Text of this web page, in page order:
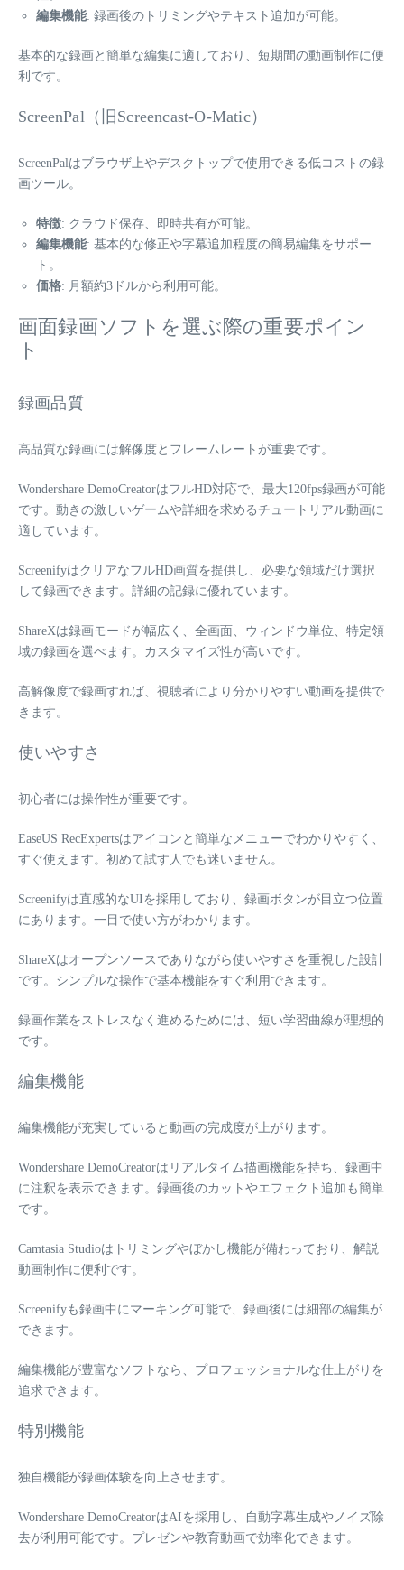
編集機能: 録画後のトリミングやテキスト追加が可能。
基本的な録画と簡単な編集に適しており、短期間の動画制作に便
利です。
ScreenPal（旧Screencast-O-Matic）
ScreenPalはブラウザ上やデスクトップで使用できる低コストの録
画ツール。
特徴: クラウド保存、即時共有が可能。
編集機能: 基本的な修正や字幕追加程度の簡易編集をサポー
ト。
価格: 月額約3ドルから利用可能。
画面録画ソフトを選ぶ際の重要ポイン
ト
録画品質
高品質な録画には解像度とフレームレートが重要です。
Wondershare DemoCreatorはフルHD対応で、最大120fps録画が可能
です。動きの激しいゲームや詳細を求めるチュートリアル動画に
適しています。
ScreenifyはクリアなフルHD画質を提供し、必要な領域だけ選択
して録画できます。詳細の記録に優れています。
ShareXは録画モードが幅広く、全画面、ウィンドウ単位、特定領
域の録画を選べます。カスタマイズ性が高いです。
高解像度で録画すれば、視聴者により分かりやすい動画を提供で
きます。
使いやすさ
初心者には操作性が重要です。
EaseUS RecExpertsはアイコンと簡単なメニューでわかりやすく、
すぐ使えます。初めて試す人でも迷いません。
Screenifyは直感的なUIを採用しており、録画ボタンが目立つ位置
にあります。一目で使い方がわかります。
ShareXはオープンソースでありながら使いやすさを重視した設計
です。シンプルな操作で基本機能をすぐ利用できます。
録画作業をストレスなく進めるためには、短い学習曲線が理想的
です。
編集機能
編集機能が充実していると動画の完成度が上がります。
Wondershare DemoCreatorはリアルタイム描画機能を持ち、録画中
に注釈を表示できます。録画後のカットやエフェクト追加も簡単
です。
Camtasia Studioはトリミングやぼかし機能が備わっており、解説
動画制作に便利です。
Screenifyも録画中にマーキング可能で、録画後には細部の編集が
できます。
編集機能が豊富なソフトなら、プロフェッショナルな仕上がりを
追求できます。
特別機能
独自機能が録画体験を向上させます。
Wondershare DemoCreatorはAIを採用し、自動字幕生成やノイズ除
去が利用可能です。プレゼンや教育動画で効率化できます。